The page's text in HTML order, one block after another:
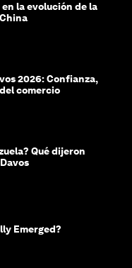
la evolución de la
2026: Confianza,
comercio
Qué dijeron
Emerged?